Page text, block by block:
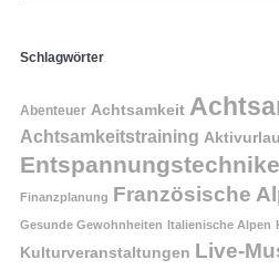
Schlagwörter
Abenteuer Achtsamkeit
Achtsamkeitstraining
Finanzplanung Französische
Gesunde Gewohnheiten Italienische Alpen
Kulturveranstaltungen Live-